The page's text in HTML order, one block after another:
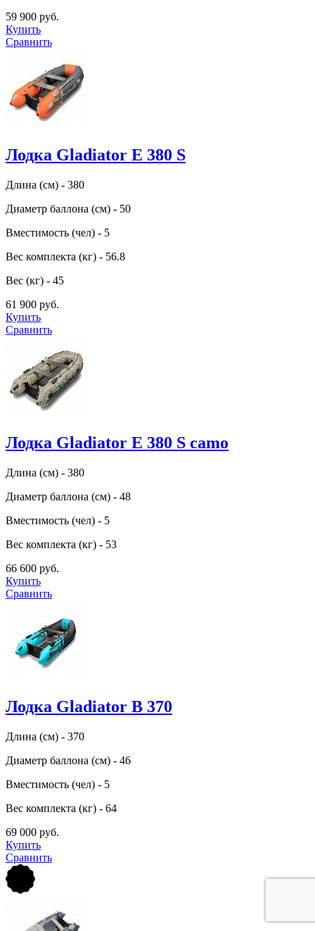
59 900 руб.
Купить
Сравнить
Лодка Gladiator E 380 S
Длина (см) - 380
Диаметр баллона (см) - 50
Вместимость (чел) - 5
Вес комплекта (кг) - 56.8
Вес (кг) - 45
61 900 руб.
Купить
Сравнить
Лодка Gladiator E 380 S camo
Длина (см) - 380
Диаметр баллона (см) - 48
Вместимость (чел) - 5
Вес комплекта (кг) - 53
66 600 руб.
Купить
Сравнить
Лодка Gladiator B 370
Длина (см) - 370
Диаметр баллона (см) - 46
Вместимость (чел) - 5
Вес комплекта (кг) - 64
69 000 руб.
Купить
Сравнить